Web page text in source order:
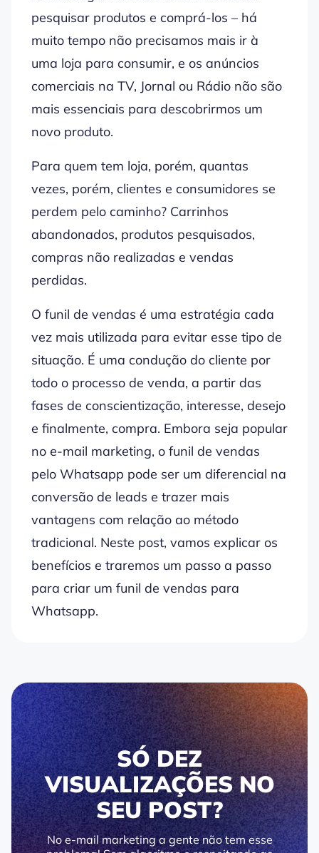
pesquisar produtos e comprá-los – há
muito tempo não precisamos mais ir à
uma loja para consumir, e os anúncios
comerciais na TV, Jornal ou Rádio não são
mais essenciais para descobrirmos um
novo produto.
Para quem tem loja, porém, quantas
vezes, porém, clientes e consumidores se
perdem pelo caminho? Carrinhos
abandonados, produtos pesquisados,
compras não realizadas e vendas
perdidas.
O funil de vendas é uma estratégia cada
vez mais utilizada para evitar esse tipo de
situação. É uma condução do cliente por
todo o processo de venda, a partir das
fases de conscientização, interesse, desejo
e finalmente, compra. Embora seja popular
no e-mail marketing, o funil de vendas
pelo Whatsapp pode ser um diferencial na
conversão de leads e trazer mais
vantagens com relação ao método
tradicional. Neste post, vamos explicar os
benefícios e traremos um passo a passo
para criar um funil de vendas para
Whatsapp.
SÓ DEZ
VISUALIZAÇÕES NO
SEU POST?
No e-mail marketing a gente não tem esse